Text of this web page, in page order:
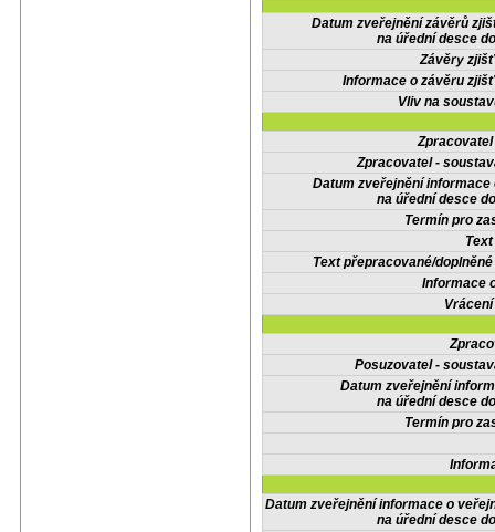
Datum zveřejnění závěrů
na úřední desce
Závěry
Informace o závěru
Vliv na
Zpracovatel -
Datum zveřejnění informace
na úřední desce
Termín pro
Text přepracované/
Informace
Posuzovatel -
Datum zveřejnění
na úřední desce
Termín pro
Datum zveřejnění informace o
na úřední desce